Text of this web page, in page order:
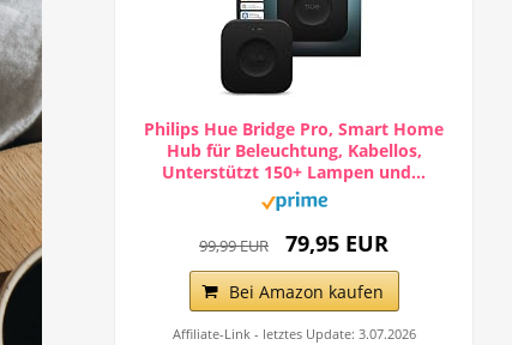
Philips Hue Bridge Pro, Smart Home
Hub für Beleuchtung, Kabellos,
Unterstützt 150+ Lampen und...
99,99 EUR 79,95 EUR
Bei Amazon kaufen
Affiliate-Link - letztes Update: 3.07.2026